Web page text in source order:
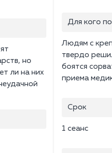
но
ли на них
Для кого
Людям с
твердо
боятся
приема
Срок
1 сеанс